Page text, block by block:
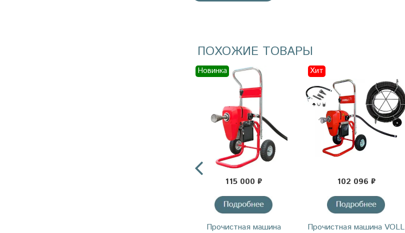
ПОХОЖИЕ ТОВАРЫ
Новинка
115 000 ₽
Прочистная машина
Хит
102 096 ₽
Прочистная машина VOLL